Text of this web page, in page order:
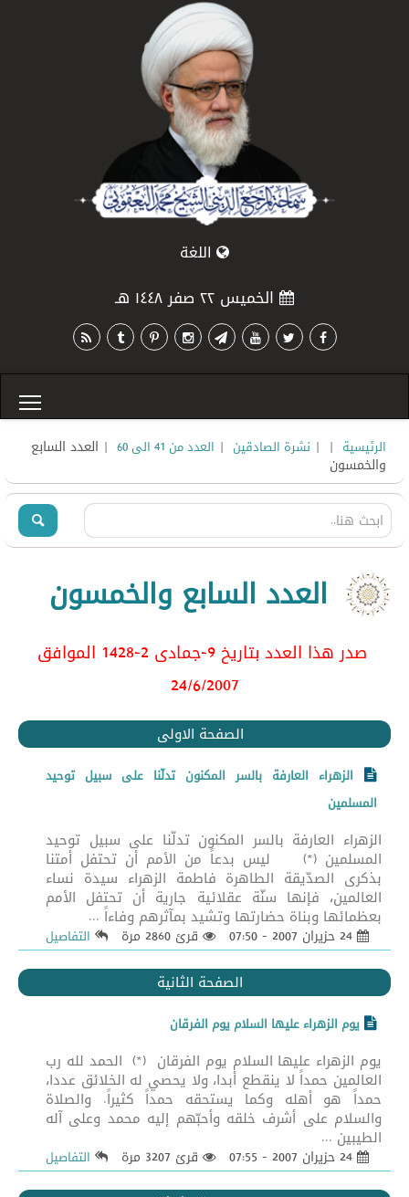
اللغة
الخميس ٢٢ صفر ١٤٤٨ هـ
الرئيسية |
| نشرة الصادقين | العدد من 41 الى 60 | العدد السابع
والخمسون
العدد السابع والخمسون
صدر هذا العدد بتاريخ 9-جمادى 2-1428 الموافق
24/6/2007
الصفحة الاولى
الزهراء العارفة بالسر المكنون تدلّنا على سبيل توحيد
المسلمين
الزهراء العارفة بالسر المكنون تدلّنا على سبيل توحيد
المسلمين (*) ليس بدعاً من الأمم أن تحتفل أمتنا
بذكرى الصدّيقة الطاهرة فاطمة الزهراء سيدة نساء
العالمين، فإنها سنّة عقلائية جارية أن تحتفل الأمم
بعظمائها وبناة حضارتها وتشيد بمآثرهم وفاءاً ...
قرئ 2860 مرة التفاصيل
الصفحة الثانية
يوم الزهراء عليها السلام يوم الفرقان
يوم الزهراء عليها السلام يوم الفرقان (*) الحمد لله رب
العالمين حمداً لا ينقطع أبدا، ولا يحصي له الخلائق عددا،
حمداً هو أهله وكما يستحقه حمداً كثيراً. والصلاة
والسلام على أشرف خلقه وأحبّهم إليه محمد وعلى آله
الطيبين ...
قرئ 3207 مرة التفاصيل